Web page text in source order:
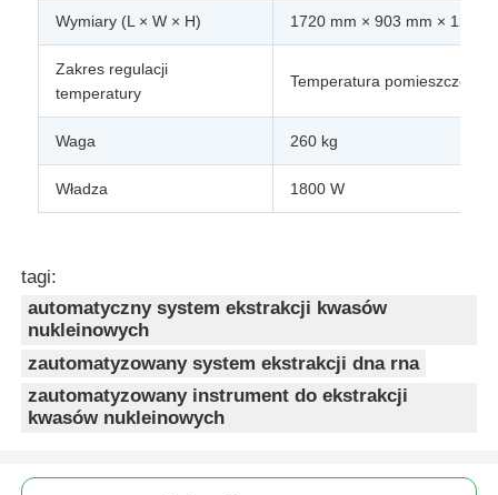
kulki magnetyczne do oczyszczania białek
Namagnesowane kulki aktywowane powierzchniowo
Automatyczne przyrządy i materiały eksploatacyjne
Wymiary (L × W × H) 1720 mm × 903 mm × 1266
Zakres regulacji
temperatury
Temperatura pomieszczenia
Waga 260 kg
Władza 1800 W
tagi:
automatyczny system ekstrakcji kwasów
nukleinowych
zautomatyzowany system ekstrakcji dna rna
zautomatyzowany instrument do ekstrakcji
kwasów nukleinowych